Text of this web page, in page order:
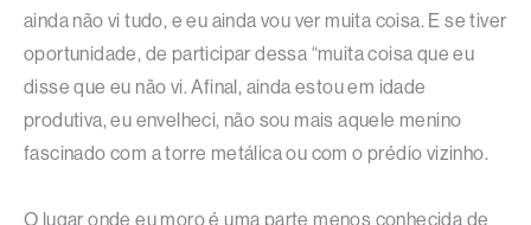
ainda não vi tudo, e eu ainda vou ver muita coisa. E se tiver
oportunidade, de participar dessa “muita coisa que eu
disse que eu não vi. Afinal, ainda estou em idade
produtiva, eu envelheci, não sou mais aquele menino
fascinado com a torre metálica ou com o prédio vizinho.
O lugar onde eu moro é uma parte menos conhecida de